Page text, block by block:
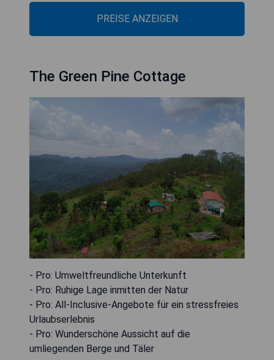
PREISE ANZEIGEN
The Green Pine Cottage
- Pro: Umweltfreundliche Unterkunft
- Pro: Ruhige Lage inmitten der Natur
- Pro: All-Inclusive-Angebote für ein stressfreies
Urlaubserlebnis
- Pro: Wunderschöne Aussicht auf die
umliegenden Berge und Täler